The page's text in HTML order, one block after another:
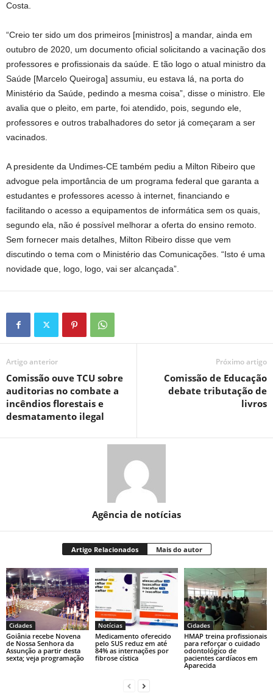
Costa.
“Creio ter sido um dos primeiros [ministros] a mandar, ainda em
outubro de 2020, um documento oficial solicitando a vacinação dos
professores e profissionais da saúde. E tão logo o atual ministro da
Saúde [Marcelo Queiroga] assumiu, eu estava lá, na porta do
Ministério da Saúde, pedindo a mesma coisa”, disse o ministro. Ele
avalia que o pleito, em parte, foi atendido, pois, segundo ele,
professores e outros trabalhadores do setor já começaram a ser
vacinados.
A presidente da Undimes-CE também pediu a Milton Ribeiro que
advogue pela importância de um programa federal que garanta a
estudantes e professores acesso à internet, financiando e
facilitando o acesso a equipamentos de informática sem os quais,
segundo ela, não é possível melhorar a oferta do ensino remoto.
Sem fornecer mais detalhes, Milton Ribeiro disse que vem
discutindo o tema com o Ministério das Comunicações. “Isto é uma
novidade que, logo, logo, vai ser alcançada”.
Artigo anterior
Comissão ouve TCU sobre
auditorias no combate a
incêndios florestais e
desmatamento ilegal
Próximo artigo
Comissão de Educação
debate tributação de
livros
Agência de notícias
Artigo Relacionados Mais do autor
Cidades
Goiânia recebe Novena
de Nossa Senhora da
Assunção a partir desta
sexta; veja programação
Notícias
Medicamento oferecido
pelo SUS reduz em até
84% as internações por
fibrose cística
Cidades
HMAP treina profissionais
para reforçar o cuidado
odontológico de
pacientes cardíacos em
Aparecida